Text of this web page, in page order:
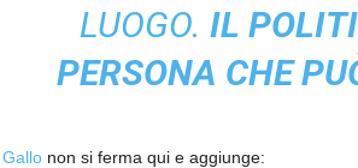
LUOGO. IL
PERSONA CHE
Gallo non si ferma qui e aggiunge: